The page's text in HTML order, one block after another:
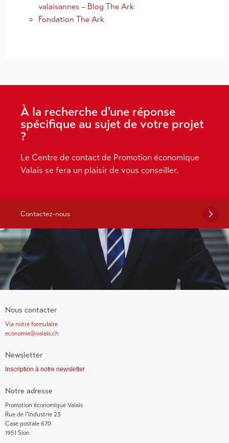
valaisannes – Blog The Ark
Fondation The Ark
À la recherche d'une réponse
spécifique au sujet de votre projet
?
Le Centre de contact de Promotion économique
Valais se fera un plaisir de vous conseiller.
Contactez-nous
Nous contacter
Via notre formulaire
economie@valais.ch
Newsletter
Inscription à notre newsletter
Notre adresse
Promotion économique Valais
Rue de l’Industrie 23
Case postale 670
1951 Sion